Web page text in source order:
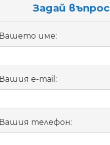
Задай въпрос
Вашето име:
Вашия e-mail:
Вашия телефон: